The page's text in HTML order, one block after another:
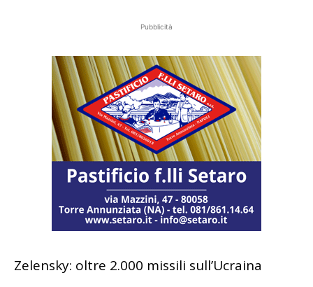
Pubblicità
Zelensky: oltre 2.000 missili sull’Ucraina